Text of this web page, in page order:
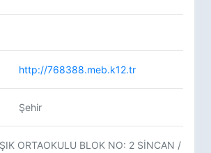
http://768388.meb.k12.tr
Şehir
ORTAOKULU BLOK NO: 2 SİNCAN /